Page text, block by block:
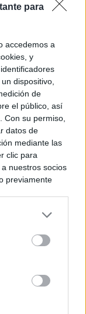
para
accedemos a
y
dispositivo,
de
el público, así
su permiso,
datos de
mediante las
clic para
nuestros socios
previamente
algún
de
se aplicarán
sitio web o